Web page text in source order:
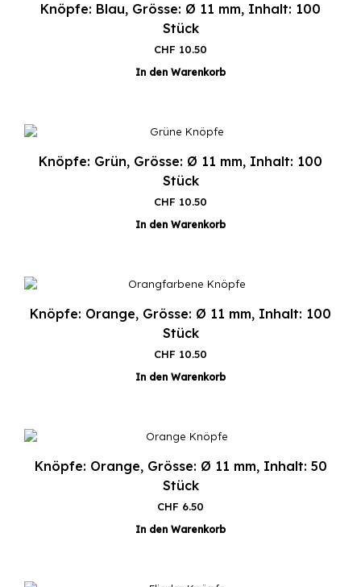
Knöpfe: Blau, Grösse: Ø 11 mm, Inhalt: 100
Stück
CHF 10.50
In den Warenkorb
Knöpfe: Grün, Grösse: Ø 11 mm, Inhalt: 100
Stück
CHF 10.50
In den Warenkorb
Knöpfe: Orange, Grösse: Ø 11 mm, Inhalt: 100
Stück
CHF 10.50
In den Warenkorb
Knöpfe: Orange, Grösse: Ø 11 mm, Inhalt: 50
Stück
CHF 6.50
In den Warenkorb